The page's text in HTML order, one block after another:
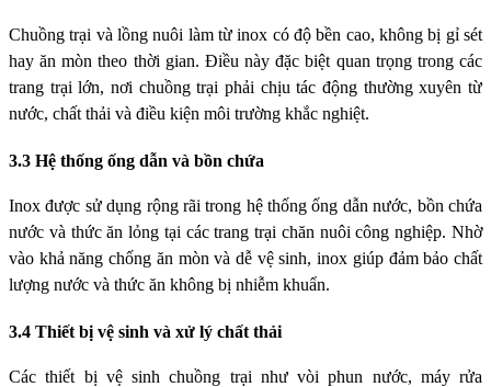
Chuồng trại và lồng nuôi làm từ inox có độ bền cao, không bị gỉ sét
hay ăn mòn theo thời gian. Điều này đặc biệt quan trọng trong các
trang trại lớn, nơi chuồng trại phải chịu tác động thường xuyên từ
nước, chất thải và điều kiện môi trường khắc nghiệt.
3.3 Hệ thống ống dẫn và bồn chứa
Inox được sử dụng rộng rãi trong hệ thống ống dẫn nước, bồn chứa
nước và thức ăn lỏng tại các trang trại chăn nuôi công nghiệp. Nhờ
vào khả năng chống ăn mòn và dễ vệ sinh, inox giúp đảm bảo chất
lượng nước và thức ăn không bị nhiễm khuẩn.
3.4 Thiết bị vệ sinh và xử lý chất thải
Các thiết bị vệ sinh chuồng trại như vòi phun nước, máy rửa